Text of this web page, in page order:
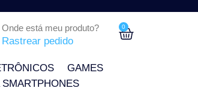
Onde está meu produto?
Rastrear pedido
0
GAMES